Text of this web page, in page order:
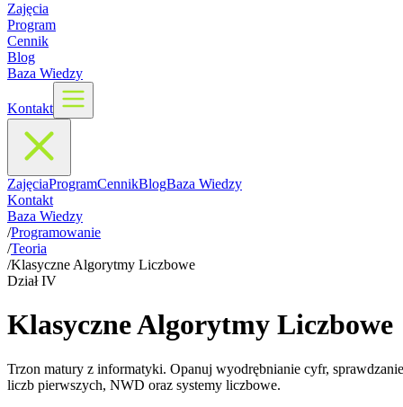
Zajęcia
Program
Cennik
Blog
Baza Wiedzy
Kontakt
ZajęciaProgramCennikBlogBaza Wiedzy
Kontakt
Baza Wiedzy
/Programowanie
/Teoria
/Klasyczne Algorytmy Liczbowe
DziałIV
Klasyczne Algorytmy Liczbowe
Trzon matury z informatyki. Opanuj wyodrębnianie cyfr, sprawdzanie
liczb pierwszych, NWD oraz systemy liczbowe.